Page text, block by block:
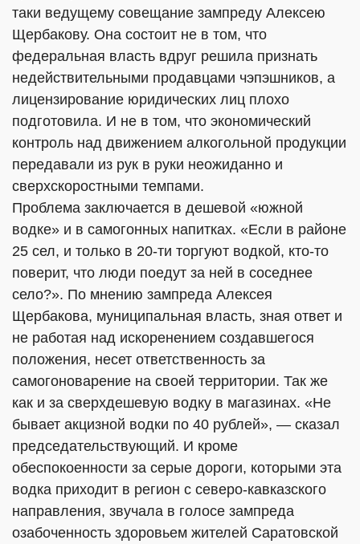
таки ведущему совещание зампреду Алексею
Щербакову. Она состоит не в том, что
федеральная власть вдруг решила признать
недействительными продавцами чэпэшников, а
лицензирование юридических лиц плохо
подготовила. И не в том, что экономический
контроль над движением алкогольной продукции
передавали из рук в руки неожиданно и
сверхскоростными темпами.
Проблема заключается в дешевой «южной
водке» и в самогонных напитках. «Если в районе
25 сел, и только в 20-ти торгуют водкой, кто-то
поверит, что люди поедут за ней в соседнее
село?». По мнению зампреда Алексея
Щербакова, муниципальная власть, зная ответ и
не работая над искоренением создавшегося
положения, несет ответственность за
самогоноварение на своей территории. Так же
как и за сверхдешевую водку в магазинах. «Не
бывает акцизной водки по 40 рублей», — сказал
председательствующий. И кроме
обеспокоенности за серые дороги, которыми эта
водка приходит в регион с северо-кавказского
направления, звучала в голосе зампреда
озабоченность здоровьем жителей Саратовской